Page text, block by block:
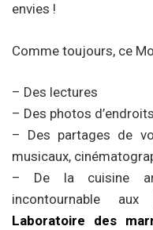
envies !
Comme toujours, ce
– Des lectures
– Des photos
– Des partages de
musicaux,
– De la cuisine
incontournable
Laboratoire des